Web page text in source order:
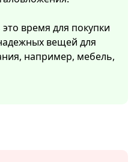
время для покупки
вещей для
например, мебель,